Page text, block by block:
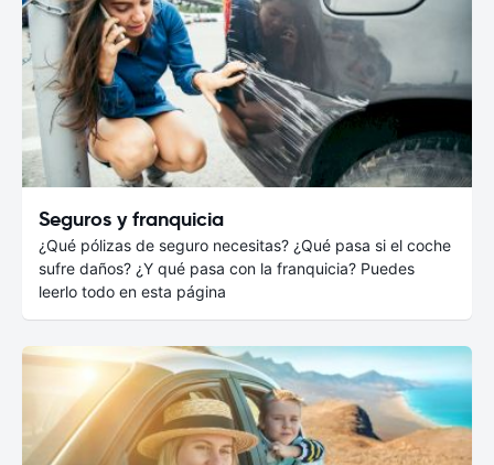
Seguros y franquicia
¿Qué pólizas de seguro necesitas? ¿Qué pasa si el coche
sufre daños? ¿Y qué pasa con la franquicia? Puedes
leerlo todo en esta página